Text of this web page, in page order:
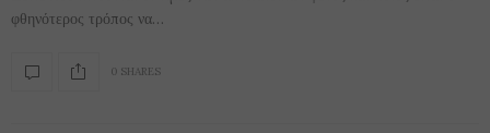
φθηνότερος τρόπος να…
0 SHARES